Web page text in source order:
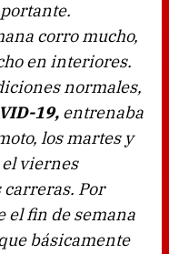
corro mucho,
en interiores.
normales,
19, entrenaba
los martes y
viernes
Por
el fin de semana
básicamente